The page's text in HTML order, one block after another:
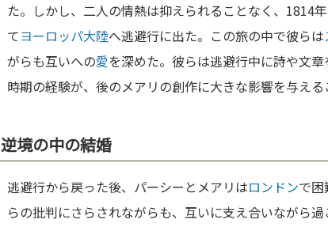
た。しかし、二人の情熱は抑えられることなく、1814
てヨーロッパ大陸へ逃避行に出た。この旅の中で彼らは
がらも互いへの愛を深めた。彼らは逃避行中に詩や文
時期の経験が、後のメアリの創作に大きな影響を与える
逆境の中の結婚
逃避行から戻った後、パーシーとメアリはロンドンで
らの批判にさらされながらも、互いに支え合いながら